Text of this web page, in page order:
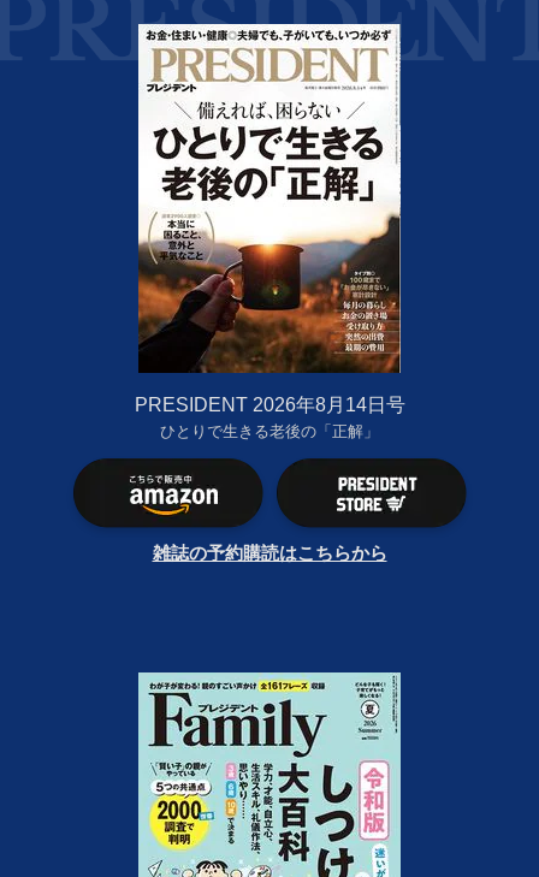
PRESIDENT 2026年8月14日号
ひとりで生きる老後の「正解」
雑誌の予約購読はこちらから